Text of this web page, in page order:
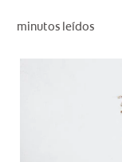
minutos leídos